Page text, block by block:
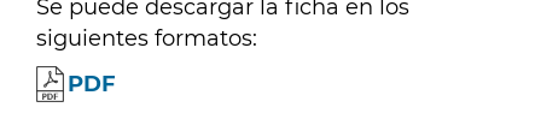
Se puede descargar la ficha en los
siguientes formatos:
PDF